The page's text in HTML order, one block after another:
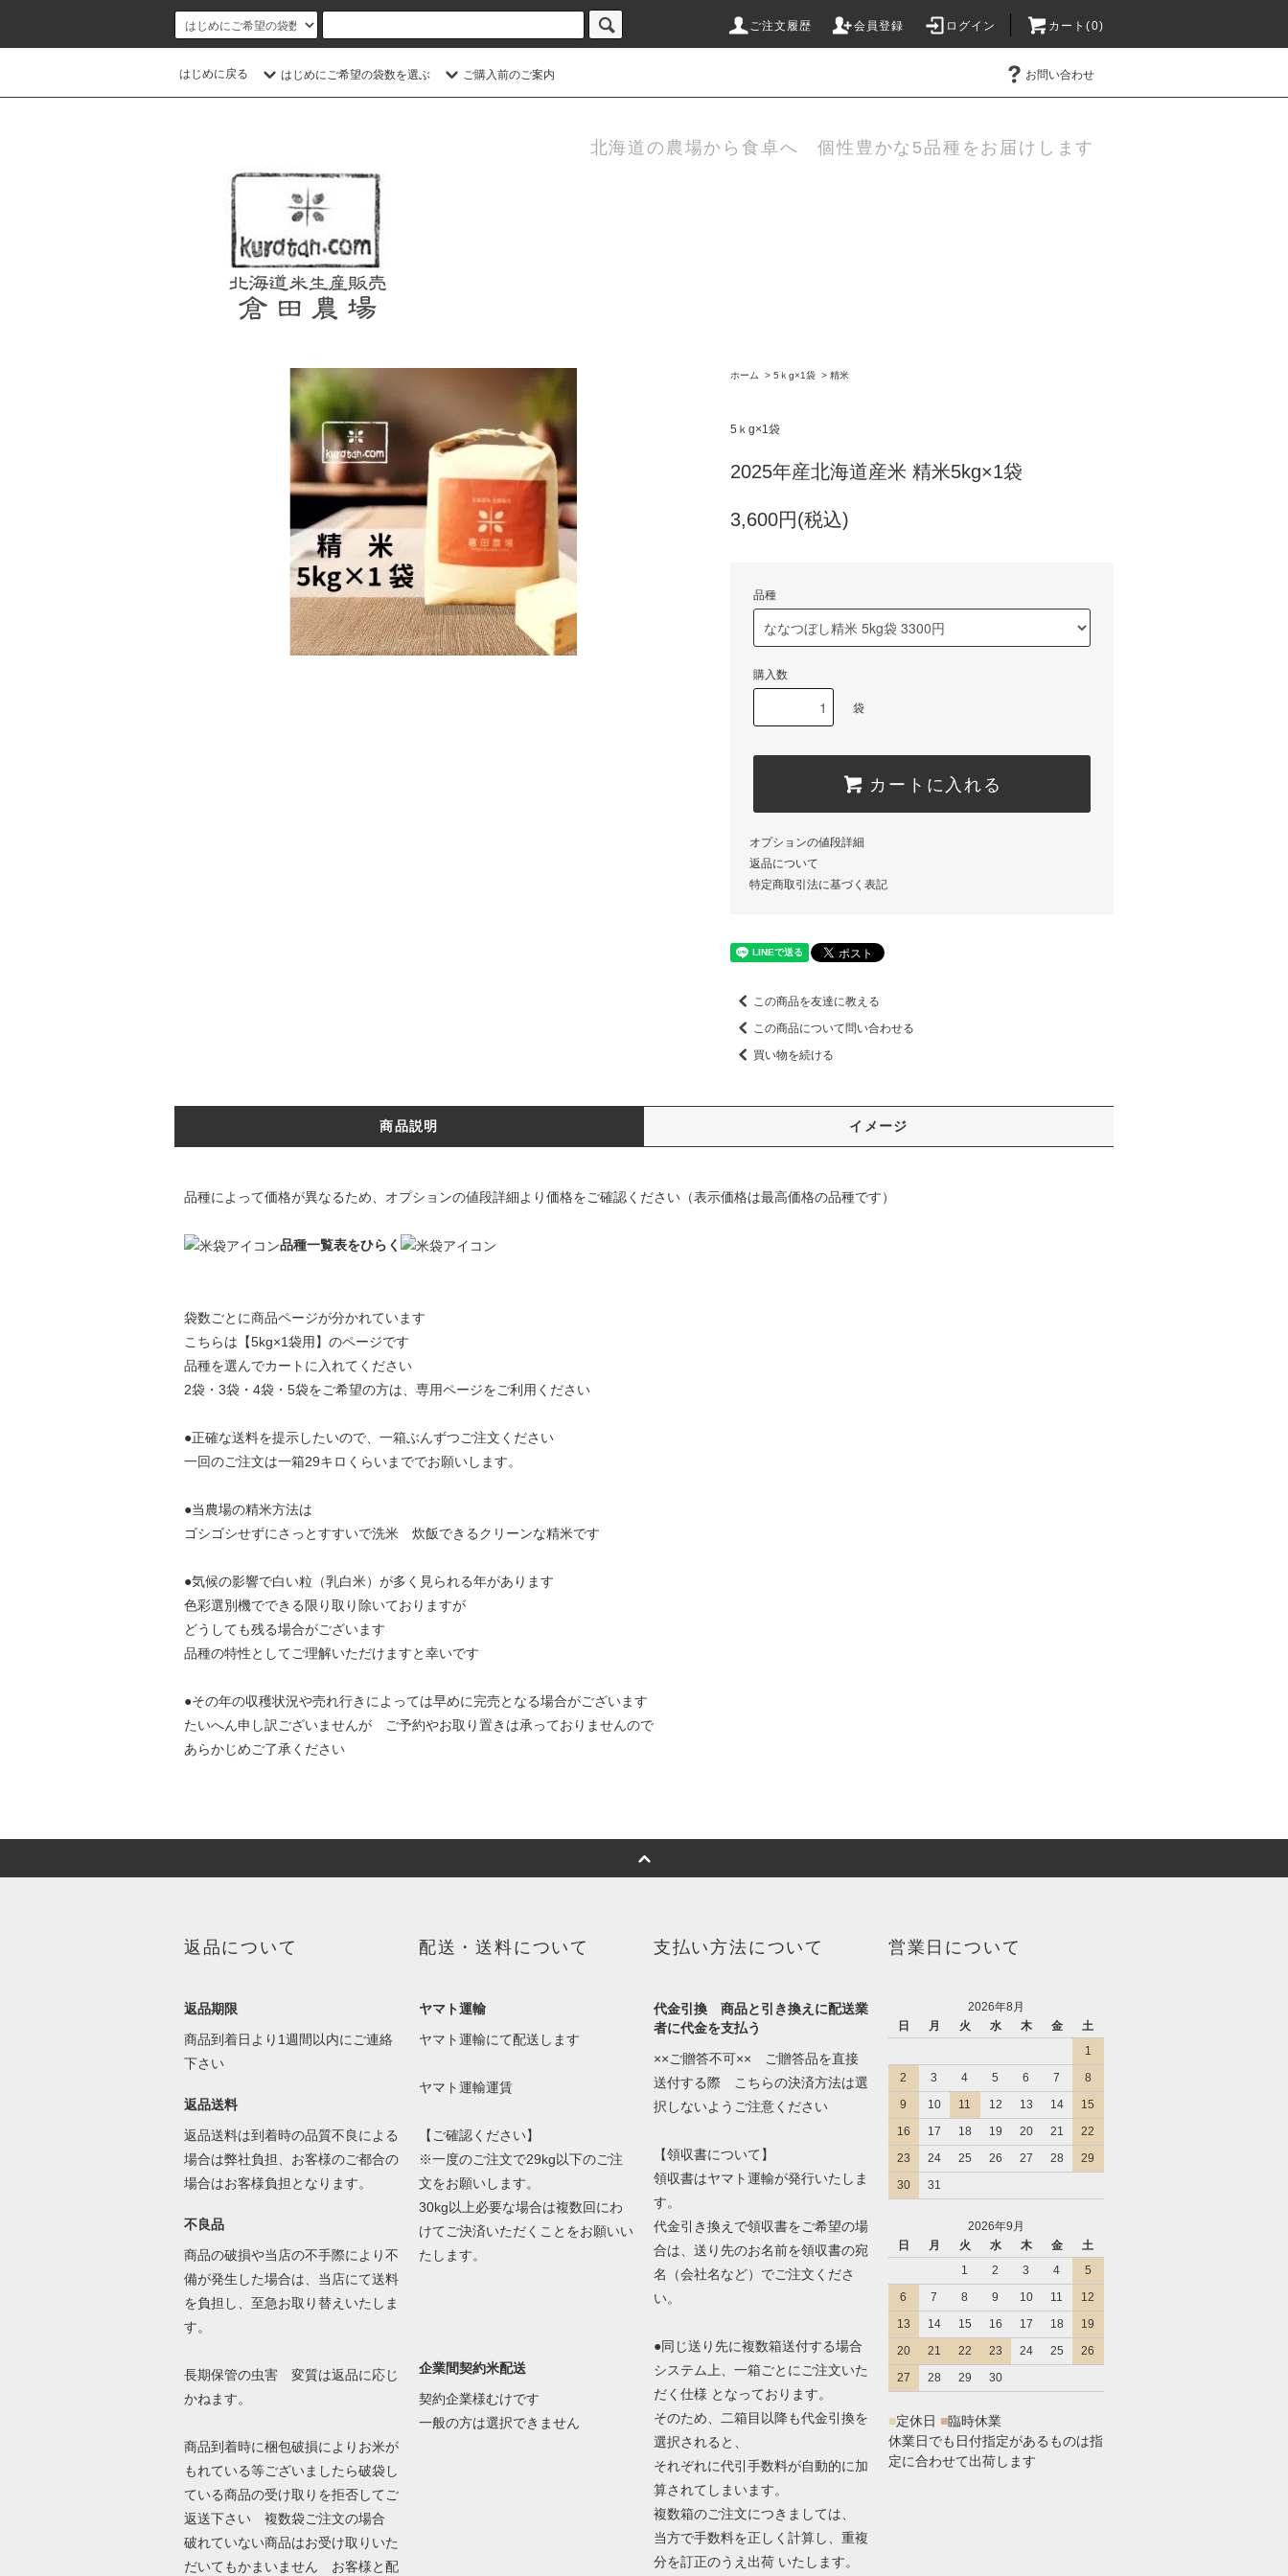
ご注文履歴 会員登録 ログイン カート(0)
はじめに戻る はじめにご希望の袋数を選ぶ ご購入前のご案内 お問い合わせ
北海道の農場から食卓へ 個性豊かな5品種をお届けします
ホーム > 5ｋg×1袋 > 精米
5ｋg×1袋
2025年産北海道産米 精米5kg×1袋
3,600円(税込)
品種
購入数
袋
カートに入れる
オプションの値段詳細
返品について
特定商取引法に基づく表記
この商品を友達に教える
この商品について問い合わせる
買い物を続ける
商品説明 イメージ
品種によって価格が異なるため、オプションの値段詳細より価格をご確認ください（表示価格は最高価格の品種です）
品種一覧表をひらく
袋数ごとに商品ページが分かれています
こちらは【5kg×1袋用】のページです
品種を選んでカートに入れてください
2袋・3袋・4袋・5袋をご希望の方は、専用ページをご利用ください
●正確な送料を提示したいので、一箱ぶんずつご注文ください
一回のご注文は一箱29キロくらいまででお願いします。
●当農場の精米方法は
ゴシゴシせずにさっとすすいで洗米 炊飯できるクリーンな精米です
●気候の影響で白い粒（乳白米）が多く見られる年があります
色彩選別機でできる限り取り除いておりますが
どうしても残る場合がございます
品種の特性としてご理解いただけますと幸いです
●その年の収穫状況や売れ行きによっては早めに完売となる場合がございます
たいへん申し訳ございませんが ご予約やお取り置きは承っておりませんので
あらかじめご了承ください
返品について
返品期限
商品到着日より1週間以内にご連絡
下さい
返品送料
返品送料は到着時の品質不良による
場合は弊社負担、お客様のご都合の
場合はお客様負担となります。
不良品
商品の破損や当店の不手際により不
備が発生した場合は、当店にて送料
を負担し、至急お取り替えいたしま
す。
長期保管の虫害 変質は返品に応じ
かねます。
商品到着時に梱包破損によりお米が
もれている等ございましたら破袋し
ている商品の受け取りを拒否してご
返送下さい 複数袋ご注文の場合
破れていない商品はお受け取りいた
だいてもかまいません お客様と配
配送・送料について
ヤマト運輸
ヤマト運輸にて配送します
ヤマト運輸運賃
【ご確認ください】
※一度のご注文で29kg以下のご注
文をお願いします。
30kg以上必要な場合は複数回にわ
けてご決済いただくことをお願いい
たします。
企業間契約米配送
契約企業様むけです
一般の方は選択できません
支払い方法について
代金引換 商品と引き換えに配送業
者に代金を支払う
××ご贈答不可×× ご贈答品を直接
送付する際 こちらの決済方法は選
択しないようご注意ください
【領収書について】
領収書はヤマト運輸が発行いたしま
す。
代金引き換えで領収書をご希望の場
合は、送り先のお名前を領収書の宛
名（会社名など）でご注文くださ
い。
●同じ送り先に複数箱送付する場合
システム上、一箱ごとにご注文いた
だく仕様 となっております。
そのため、二箱目以降も代金引換を
選択されると、
それぞれに代引手数料が自動的に加
算されてしまいます。
複数箱のご注文につきましては、
当方で手数料を正しく計算し、重複
分を訂正のうえ出荷 いたします。
営業日について
2026年8月
日
月 火 水 木 金
土
1
2
3 4 5 6 7
8
9
10 11 12 13 14
15
16
17 18 19 20 21
22
23
24 25 26 27 28
29
30
31
2026年9月
日
月 火 水 木 金
土
1
2 3 4
5
6
7 8 9 10 11
12
13
14 15 16 17 18
19
20
21 22 23 24 25
26
27
28 29 30
■定休日 ■臨時休業
休業日でも日付指定があるものは指
定に合わせて出荷します